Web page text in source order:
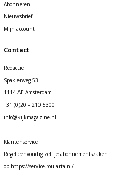
Abonneren
Nieuwsbrief
Mijn account
Contact
Redactie
Spaklerweg 53
1114 AE Amsterdam
+31 (0)20 – 210 5300
info@kijkmagazine.nl
Klantenservice
Regel eenvoudig zelf je abonnementszaken
op https://service.roularta.nl/